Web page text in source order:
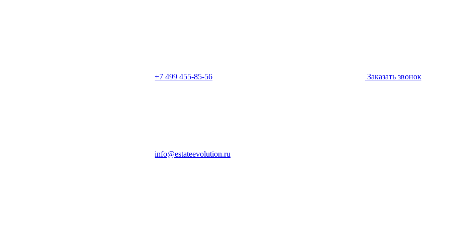
+7 499 455-85-56 Заказать звонок
info@estateevolution.ru